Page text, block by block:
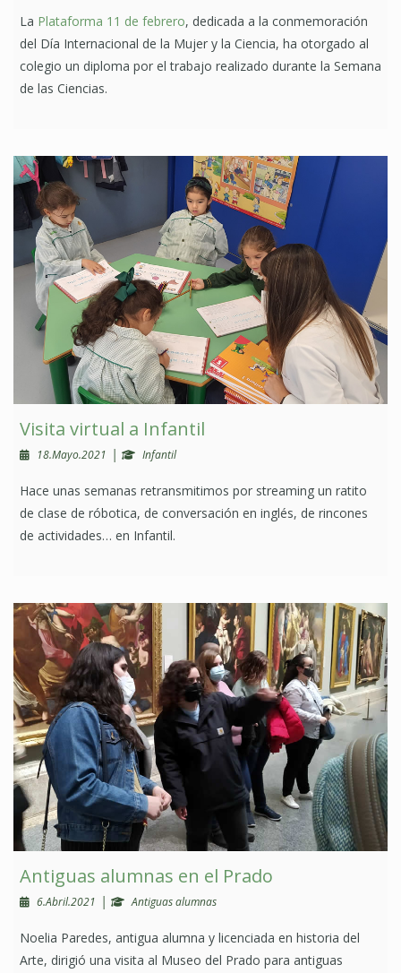
La Plataforma 11 de febrero, dedicada a la conmemoración
del Día Internacional de la Mujer y la Ciencia, ha otorgado al
colegio un diploma por el trabajo realizado durante la Semana
de las Ciencias.
Visita virtual a Infantil
18.Mayo.2021 | Infantil
Hace unas semanas retransmitimos por streaming un ratito
de clase de róbotica, de conversación en inglés, de rincones
de actividades… en Infantil.
Antiguas alumnas en el Prado
6.Abril.2021 | Antiguas alumnas
Noelia Paredes, antigua alumna y licenciada en historia del
Arte, dirigió una visita al Museo del Prado para antiguas